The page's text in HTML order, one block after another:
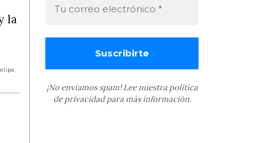
la
,
¡No enviamos spam! Lee nuestra política
de privacidadpara más información.